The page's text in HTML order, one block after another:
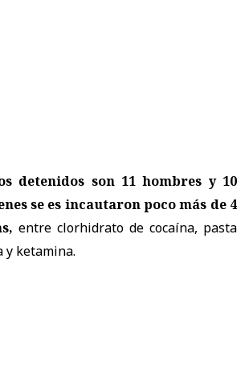
detenidos son 11 hombres y 10
se es incautaron poco más de 4
entre clorhidrato de cocaína, pasta
y ketamina.